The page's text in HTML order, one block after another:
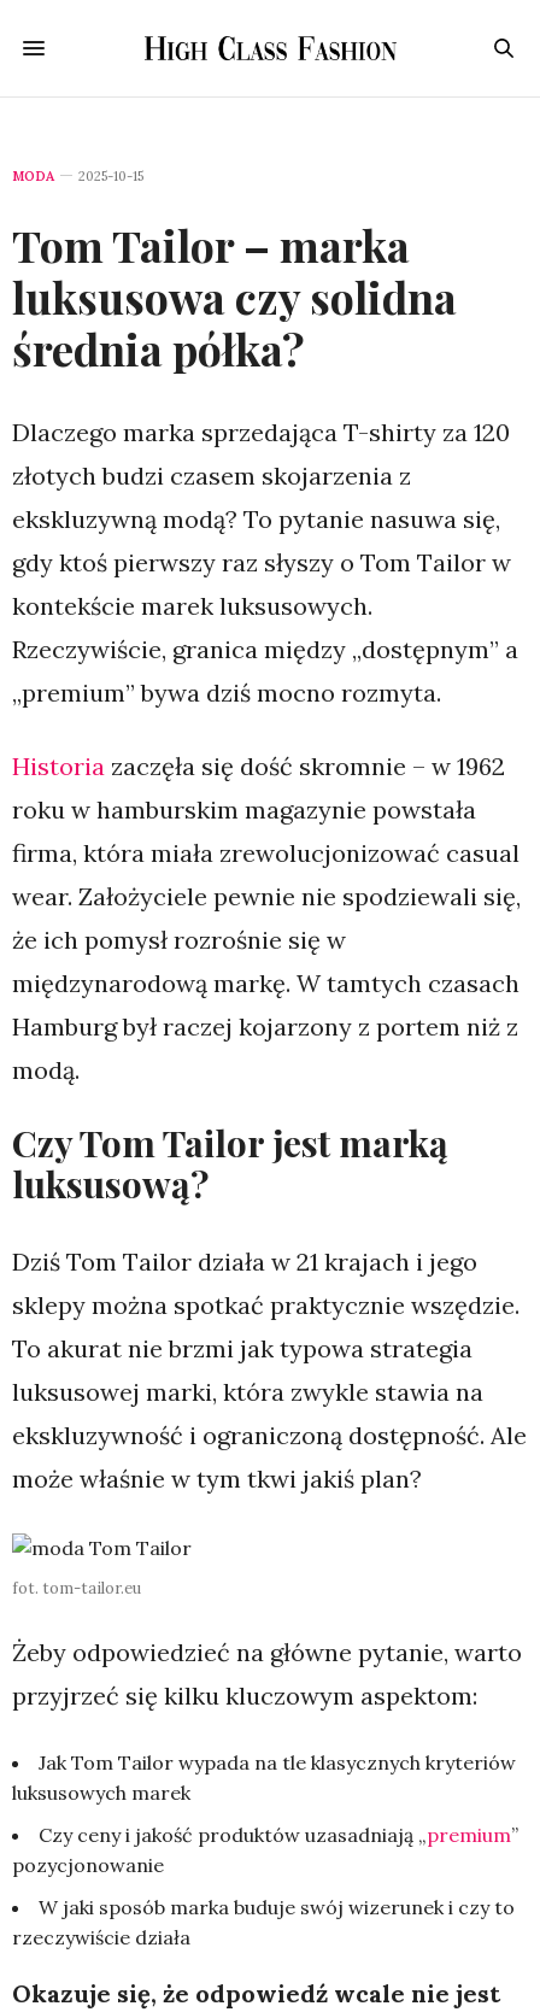
MODA 2025-10-15
Tom Tailor – marka
luksusowa czy solidna
średnia półka?
Dlaczego marka sprzedająca T-shirty za 120
złotych budzi czasem skojarzenia z
ekskluzywną modą? To pytanie nasuwa się,
gdy ktoś pierwszy raz słyszy o Tom Tailor w
kontekście marek luksusowych.
Rzeczywiście, granica między „dostępnym” a
„premium” bywa dziś mocno rozmyta.
Historia zaczęła się dość skromnie – w 1962
roku w hamburskim magazynie powstała
firma, która miała zrewolucjonizować casual
wear. Założyciele pewnie nie spodziewali się,
że ich pomysł rozrośnie się w
międzynarodową markę. W tamtych czasach
Hamburg był raczej kojarzony z portem niż z
modą.
Czy Tom Tailor jest marką
luksusową?
Dziś Tom Tailor działa w 21 krajach i jego
sklepy można spotkać praktycznie wszędzie.
To akurat nie brzmi jak typowa strategia
luksusowej marki, która zwykle stawia na
ekskluzywność i ograniczoną dostępność. Ale
może właśnie w tym tkwi jakiś plan?
fot. tom-tailor.eu
Żeby odpowiedzieć na główne pytanie, warto
przyjrzeć się kilku kluczowym aspektom:
Jak Tom Tailor wypada na tle klasycznych kryteriów
luksusowych marek
Czy ceny i jakość produktów uzasadniają „premium”
pozycjonowanie
W jaki sposób marka buduje swój wizerunek i czy to
rzeczywiście działa
Okazuje się, że odpowiedź wcale nie jest